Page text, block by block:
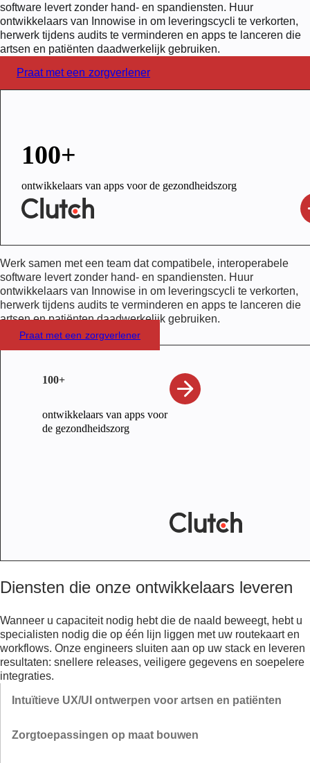
software levert zonder hand- en spandiensten. Huur
ontwikkelaars van Innowise in om leveringscycli te verkorten,
herwerk tijdens audits te verminderen en apps te lanceren die
artsen en patiënten daadwerkelijk gebruiken.
Praat met een zorgverlener
100+
ontwikkelaars van apps voor de gezondheidszorg
Werk samen met een team dat compatibele, interoperabele
software levert zonder hand- en spandiensten. Huur
ontwikkelaars van Innowise in om leveringscycli te verkorten,
herwerk tijdens audits te verminderen en apps te lanceren die
artsen en patiënten daadwerkelijk gebruiken.
Praat met een zorgverlener
100+
ontwikkelaars van apps voor
de gezondheidszorg
Diensten die onze ontwikkelaars leveren
Wanneer u capaciteit nodig hebt die de naald beweegt, hebt u
specialisten nodig die op één lijn liggen met uw routekaart en
workflows. Onze engineers sluiten aan op uw stack en leveren
resultaten: snellere releases, veiligere gegevens en soepelere
integraties.
Intuïtieve UX/UI ontwerpen voor artsen en patiënten
We creëren toegankelijke, rolspecifieke interfaces die het aantal
Zorgtoepassingen op maat bouwen